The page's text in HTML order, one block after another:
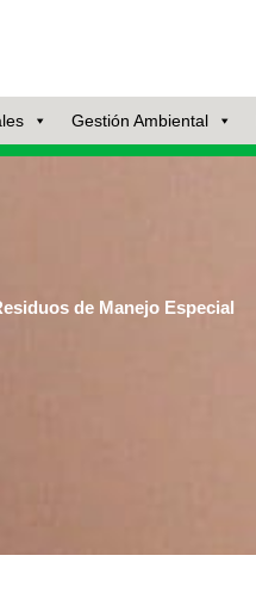
Gestión Ambiental
de Manejo Especial